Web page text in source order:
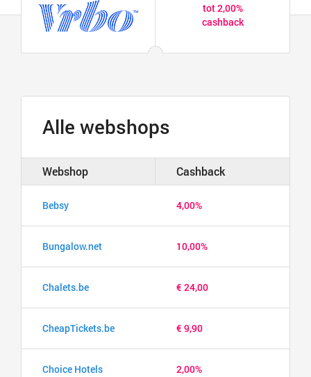
tot 2,00%
cashback
Alle webshops
Webshop Cashback
Bebsy 4,00%
Bungalow.net 10,00%
Chalets.be € 24,00
CheapTickets.be € 9,90
Choice Hotels 2,00%